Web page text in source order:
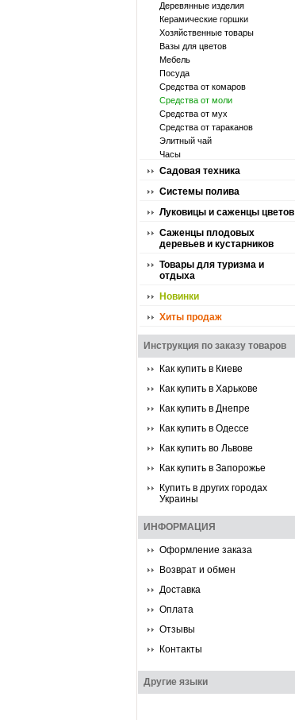
Деревянные изделия
Керамические горшки
Хозяйственные товары
Вазы для цветов
Мебель
Посуда
Средства от комаров
Средства от моли
Средства от мух
Средства от тараканов
Элитный чай
Часы
Садовая техника
Системы полива
Луковицы и саженцы цветов
Саженцы плодовых
деревьев и кустарников
Товары для туризма и
отдыха
Новинки
Хиты продаж
Инструкция по заказу товаров
Как купить в Киеве
Как купить в Харькове
Как купить в Днепре
Как купить в Одессе
Как купить во Львове
Как купить в Запорожье
Купить в других городах
Украины
ИНФОРМАЦИЯ
Оформление заказа
Возврат и обмен
Доставка
Оплата
Отзывы
Контакты
Другие языки